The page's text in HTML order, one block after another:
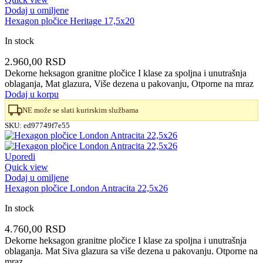
Dodaj u omiljene
Hexagon pločice Heritage 17,5x20
In stock
2.960,00 RSD
Dekorne heksagon granitne pločice I klase za spoljna i unutrašnja
oblaganja, Mat glazura, Više dezena u pakovanju, Otporne na mraz
Dodaj u korpu
NE može se slati kurirskim službama
SKU: ed97749f7e55
Uporedi
Quick view
Dodaj u omiljene
Hexagon pločice London Antracita 22,5x26
In stock
4.760,00 RSD
Dekorne heksagon granitne pločice I klase za spoljna i unutrašnja
oblaganja. Mat Siva glazura sa više dezena u pakovanju. Otporne na